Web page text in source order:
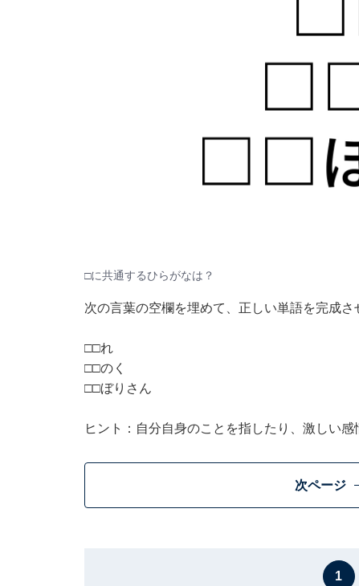
□に共通するひらがなは？
次の言葉の空欄を埋めて、正しい単語を完成さ
□□れ
□□のく
□□ぼりさん
ヒント：自分自身のことを指したり、激しい
次ページ
1